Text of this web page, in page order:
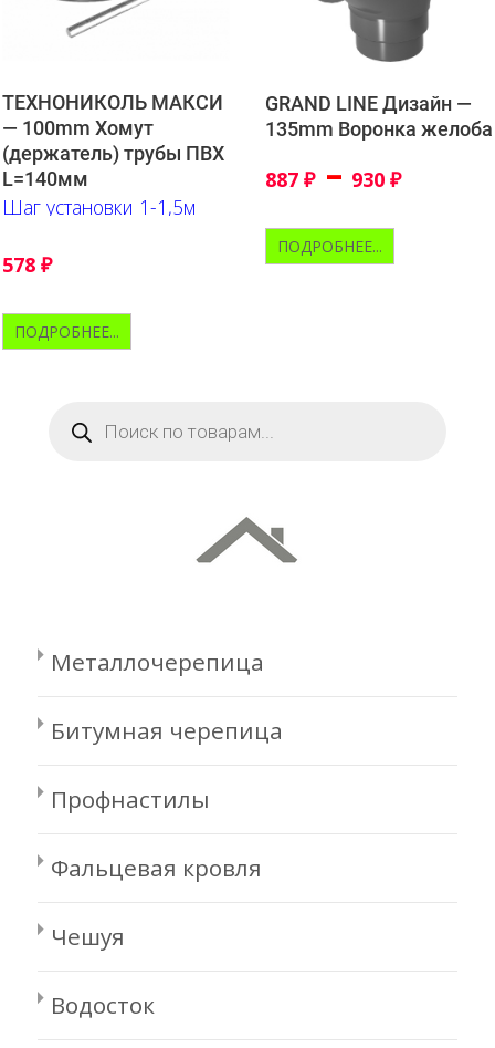
ТЕХНОНИКОЛЬ МАКСИ
— 100mm Хомут
(держатель) трубы ПВХ
L=140мм
Шаг установки 1-1,5м
578 ₽
ПОДРОБНЕЕ...
GRAND LINE Дизайн —
135mm Воронка желоба
887 ₽ – 930 ₽
ПОДРОБНЕЕ...
товаров
Металлочерепица
Битумная черепица
Профнастилы
Фальцевая кровля
Чешуя
Водосток